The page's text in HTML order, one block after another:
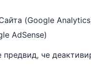
(Google
AdSense)
че